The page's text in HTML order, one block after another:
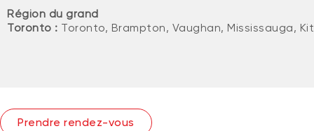
Région du grand
Toronto : Toronto, Brampton, Vaughan, Mississauga,
Prendre rendez-vous